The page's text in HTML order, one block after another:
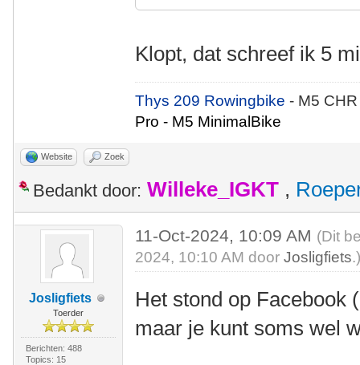
Klopt, dat schreef ik 5
Thys 209 Rowingbike- M5
Pro - M5 MinimalBike
Website Zoek
Bedankt door: Willeke_IGKT ,
Josligfiets
Toerder
Berichten: 488
Topics: 15
11-Oct-2024, 10:09 AM (Dit
2024, 10:10 AM doorJosligfiets
Het stond op Facebook
maar je kunt soms wel